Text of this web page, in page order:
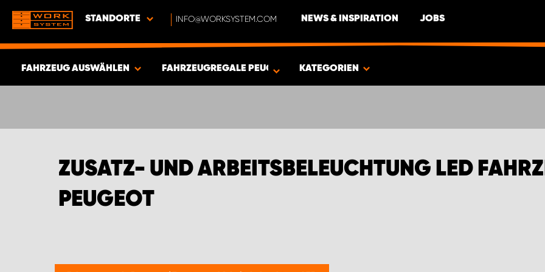
STANDORTE INFO@WORKSYSTEM.COM NEWS & INSPIRATION JOBS
FAHRZEUG AUSWÄHLEN FAHRZEUGREGALE PEUGEOT KATEGORIEN
ZUSATZ- UND ARBEITSBELEUCHTUNG LED
PEUGEOT